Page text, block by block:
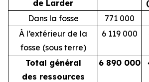
de Larder
Dans la fosse
771 000
À l’extérieur de la
fosse (sous terre)
6 119 000
Total général
des ressources
6 890 000